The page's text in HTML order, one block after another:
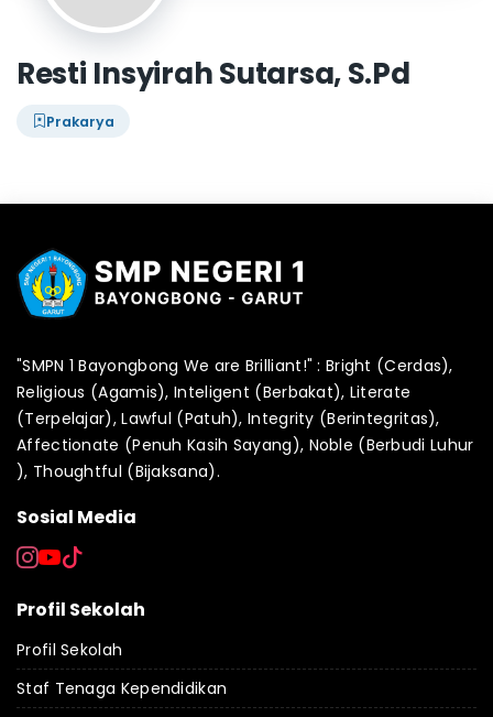
Resti Insyirah Sutarsa, S.Pd
Prakarya
"SMPN 1 Bayongbong We are Brilliant!" : Bright (Cerdas),
Religious (Agamis), Inteligent (Berbakat), Literate
(Terpelajar), Lawful (Patuh), Integrity (Berintegritas),
Affectionate (Penuh Kasih Sayang), Noble (Berbudi Luhur
), Thoughtful (Bijaksana).
Sosial Media
Profil Sekolah
Profil Sekolah
Staf Tenaga Kependidikan